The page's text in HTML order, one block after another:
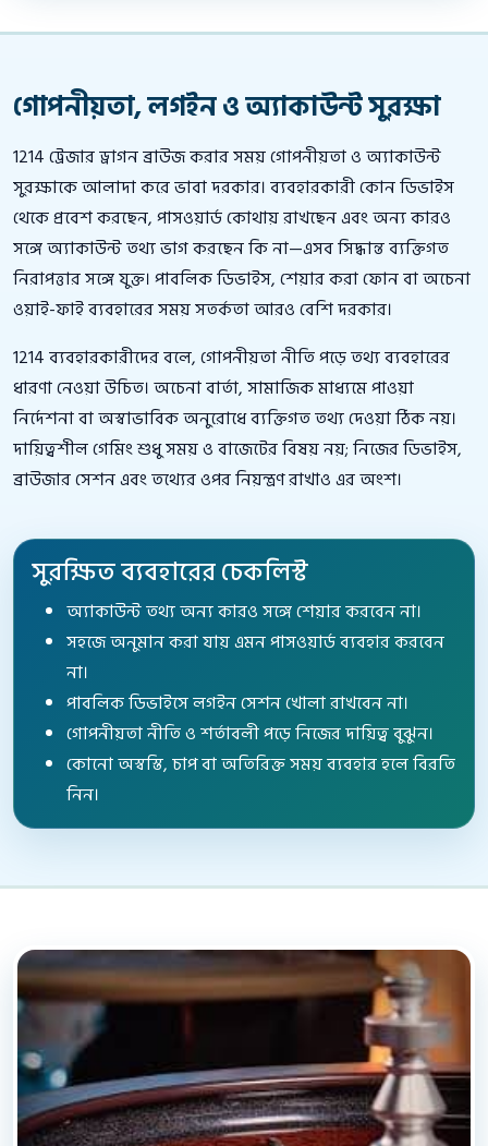
গোপনীয়তা, লগইন ও অ্যাকাউন্ট সুরক্ষা
1214 ট্রেজার ড্রাগন ব্রাউজ করার সময় গোপনীয়তা ও অ্যাকাউন্ট
সুরক্ষাকে আলাদা করে ভাবা দরকার। ব্যবহারকারী কোন ডিভাইস
থেকে প্রবেশ করছেন, পাসওয়ার্ড কোথায় রাখছেন এবং অন্য কারও
সঙ্গে অ্যাকাউন্ট তথ্য ভাগ করছেন কি না—এসব সিদ্ধান্ত ব্যক্তিগত
নিরাপত্তার সঙ্গে যুক্ত। পাবলিক ডিভাইস, শেয়ার করা ফোন বা অচেনা
ওয়াই-ফাই ব্যবহারের সময় সতর্কতা আরও বেশি দরকার।
1214 ব্যবহারকারীদের বলে, গোপনীয়তা নীতি পড়ে তথ্য ব্যবহারের
ধারণা নেওয়া উচিত। অচেনা বার্তা, সামাজিক মাধ্যমে পাওয়া
নির্দেশনা বা অস্বাভাবিক অনুরোধে ব্যক্তিগত তথ্য দেওয়া ঠিক নয়।
দায়িত্বশীল গেমিং শুধু সময় ও বাজেটের বিষয় নয়; নিজের ডিভাইস,
ব্রাউজার সেশন এবং তথ্যের ওপর নিয়ন্ত্রণ রাখাও এর অংশ।
সুরক্ষিত ব্যবহারের চেকলিস্ট
অ্যাকাউন্ট তথ্য অন্য কারও সঙ্গে শেয়ার করবেন না।
সহজে অনুমান করা যায় এমন পাসওয়ার্ড ব্যবহার করবেন
না।
পাবলিক ডিভাইসে লগইন সেশন খোলা রাখবেন না।
গোপনীয়তা নীতি ও শর্তাবলী পড়ে নিজের দায়িত্ব বুঝুন।
কোনো অস্বস্তি, চাপ বা অতিরিক্ত সময় ব্যবহার হলে বিরতি
নিন।